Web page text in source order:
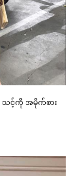
သင့်ကို အမိုက်စား